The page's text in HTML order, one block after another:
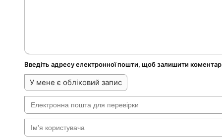
Введіть адресу електронної пошти, щоб залишити
У мене є обліковий запис